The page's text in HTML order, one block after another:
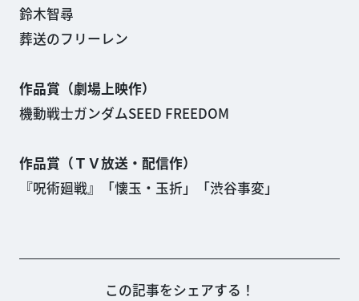
鈴木智尋
葬送のフリーレン
作品賞（劇場上映作）
機動戦士ガンダムSEED FREEDOM
作品賞（ＴＶ放送・配信作）
『呪術廻戦』「懐玉・玉折」「渋谷事変」
この記事をシェアする！